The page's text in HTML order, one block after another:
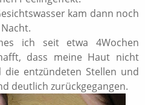
kam dann noch
ich seit etwa 4Wochen
dass meine Haut nicht
entzündeten Stellen und
deutlich zurückgegangen.